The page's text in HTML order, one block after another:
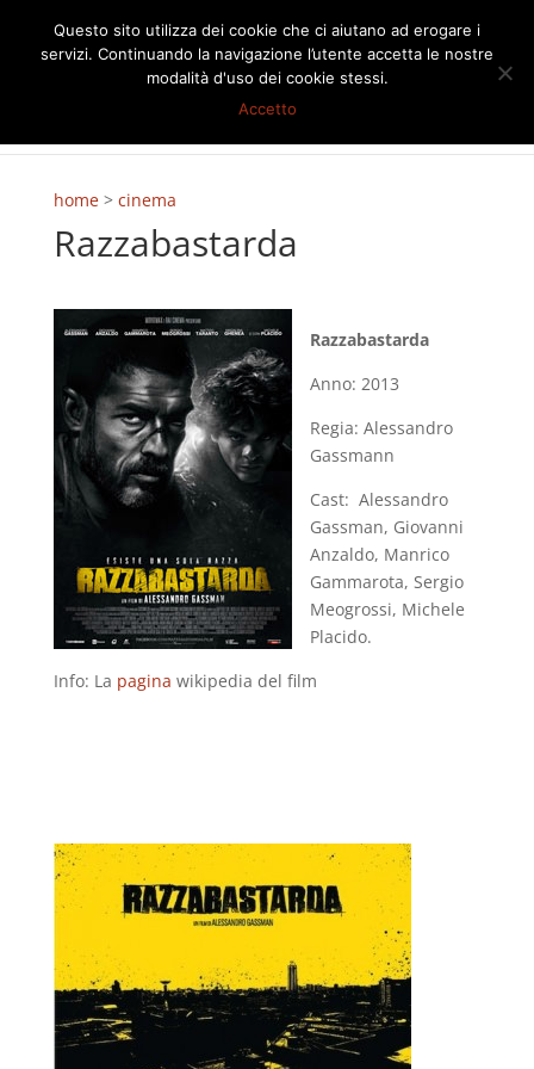
home> cinema
Razzabastarda
Razzabastarda
Anno: 2013
Regia: Alessandro
Gassmann
Cast: Alessandro
Gassman, Giovanni
Anzaldo, Manrico
Gammarota, Sergio
Meogrossi, Michele
Placido.
Info: La pagina wikipedia del film
Questo sito utilizza dei cookie che ci aiutano ad erogare i
servizi. Continuando la navigazione l’utente accetta le nostre
modalità d'uso dei cookie stessi.
Accetto